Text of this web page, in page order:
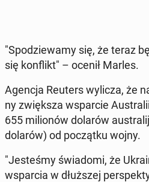
"Spo­dzie­wa­my się, że teraz
się kon­flikt" – ocenił Marles.
Agencja Reuters wylicza, że
ny zwięk­sza wspar­cie
655 mi­lio­nów dolarów
dolarów) od po­cząt­ku wojny.
"Je­ste­śmy świa­do­mi, że
wspar­cia w dłuż­szej